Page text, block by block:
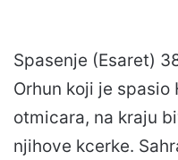
Spasenje (Esaret)
Orhun koji je spasio
otmicara, na kraju
njihove kcerke.